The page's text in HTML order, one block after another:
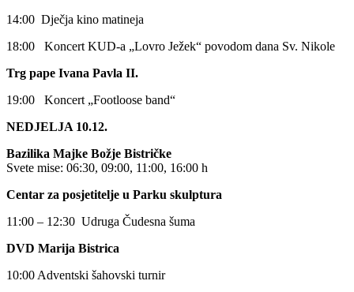
14:00 Dječja kino matineja
18:00 Koncert KUD-a „Lovro Ježek“ povodom dana Sv. Nikole
Trg pape Ivana Pavla II.
19:00 Koncert „Footloose band“
NEDJELJA 10.12.
Bazilika Majke Božje Bistričke
Svete mise: 06:30, 09:00, 11:00, 16:00 h
Centar za posjetitelje u Parku skulptura
11:00 – 12:30 Udruga Čudesna šuma
DVD Marija Bistrica
10:00 Adventski šahovski turnir